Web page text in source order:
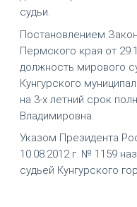
судьи.
Постановлением
Пермского края от
должность мирового
Кунгурского
на 3-х летний срок
Владимировна.
Указом Президента
10.08.2012 г. № 1159
судьей Кунгурского